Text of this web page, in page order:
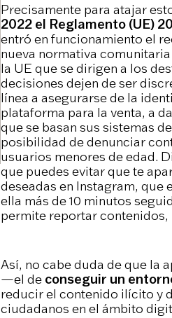
Precisamente para atajar
2022 el Reglamento (UE)
entró en funcionamiento el
nueva normativa
la UE que se dirigen a los
decisiones dejen de ser
línea a asegurarse de la
plataforma para la venta, a
que se basan sus sistemas
posibilidad de denunciar
usuarios menores de edad.
que puedes evitar que te
deseadas en Instagram, que
ella más de 10 minutos
permite reportar contenidos,
Así, no cabe duda de que la
—el de conseguir un
reducir el contenido ilícito y
ciudadanos en el ámbito